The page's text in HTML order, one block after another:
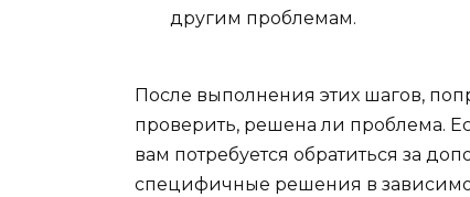
другим проблемам.
После выполнения этих шагов,
проверить, решена ли проблема.
вам потребуется обратиться за
специфичные решения в